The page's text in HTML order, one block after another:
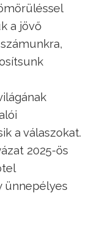
a jövő
a válaszokat.
2025-ös
ünnepélyes